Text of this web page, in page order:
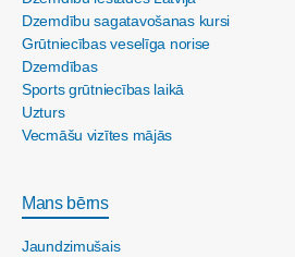
Dzemdību sagatavošanas kursi
Grūtniecības veselīga norise
Dzemdības
Sports grūtniecības laikā
Uzturs
Vecmāšu vizītes mājās
Mans bērns
Jaundzimušais